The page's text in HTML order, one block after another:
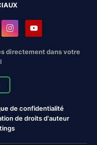
directement dans votre
de confidentialité
de droits d'auteur